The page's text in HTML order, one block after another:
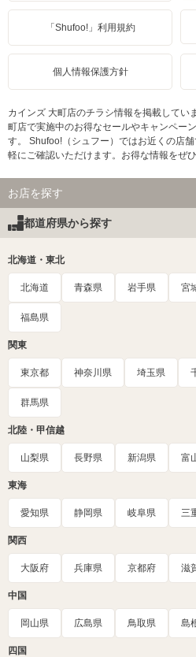
「Shufoo!」利用規約
個人情報保護方針
カインズ 大町店のチラシ情報を掲載してい
町店で実施中のお得なセールやキャンペー
す。 Shufoo!（シュフー）ではお近くの店
軽にご確認いただけます。お得な情報をぜ
お店を探す
都道府県から探す
北海道・東北
北海道 青森県 岩手県 宮
福島県
関東
東京都 神奈川県 埼玉県
群馬県
北陸・甲信越
山梨県 長野県 新潟県 富
東海
愛知県 静岡県 岐阜県 三
関西
大阪府 兵庫県 京都府 滋
中国
岡山県 広島県 鳥取県 島
四国